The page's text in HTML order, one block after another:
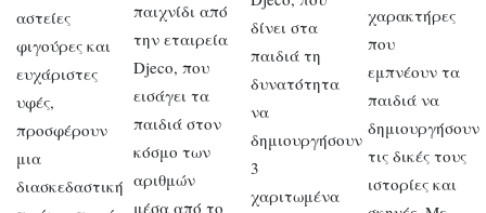
αστείες
φιγούρες και
ευχάριστες
υφές,
προσφέρουν
μια
διασκεδαστική
παιχνίδι από
την εταιρεία
Djeco, που
εισάγει τα
παιδιά στον
κόσμο των
αριθμών
μέσα από το
δίνει στα
παιδιά τη
δυνατότητα
να
δημιουργήσουν
3
χαριτωμένα
χαρακτήρες
που
εμπνέουν τα
παιδιά να
δημιουργήσουν
τις δικές τους
ιστορίες και